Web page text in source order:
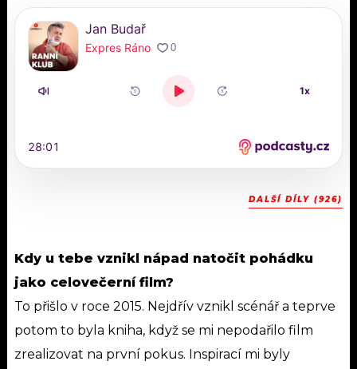
DALŠÍ DÍLY (926)
Kdy u tebe vznikl nápad natočit pohádku
jako celovečerní film?
To přišlo v roce 2015. Nejdřív vznikl scénář a teprve
potom to byla kniha, když se mi nepodařilo film
zrealizovat na první pokus. Inspirací mi byly